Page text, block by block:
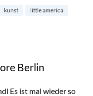
kunst
little america
Berlin
Es ist mal wieder so